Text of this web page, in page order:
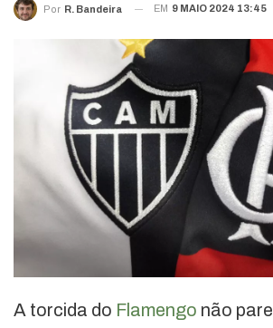
Por R. Bandeira EM 9 MAIO 2024 13:45
A torcida do Flamengo não